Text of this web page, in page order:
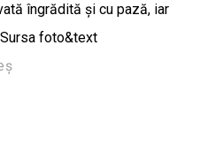
îngrădită şi cu pază, iar
foto&text